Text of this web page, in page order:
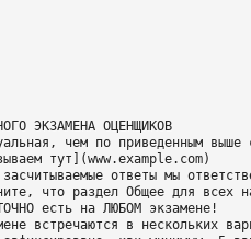
ЭКЗАМЕНА ОЦЕНЩИКОВ
чем по приведенным выше
тут](www.example.com)
ответы мы
что раздел Общее для всех
есть на ЛЮБОМ экзамене!
встречаются в нескольких